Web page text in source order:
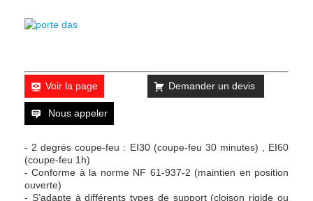
Voir la page Demander un devis
Nous appeler
- 2 degrés coupe-feu : EI30 (coupe-feu 30 minutes) , EI60
(coupe-feu 1h)
- Conforme à la norme NF 61-937-2 (maintien en position
ouverte)
- S’adapte à différents types de support (cloison rigide ou